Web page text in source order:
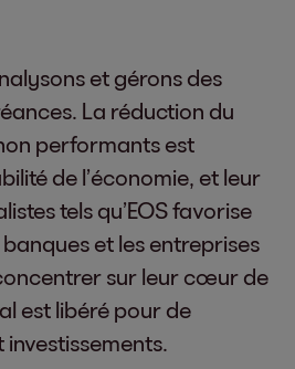
et gérons des
La réduction du
performants est
de l’économie, et leur
tels qu’EOS favorise
et les entreprises
sur leur cœur de
est libéré pour de